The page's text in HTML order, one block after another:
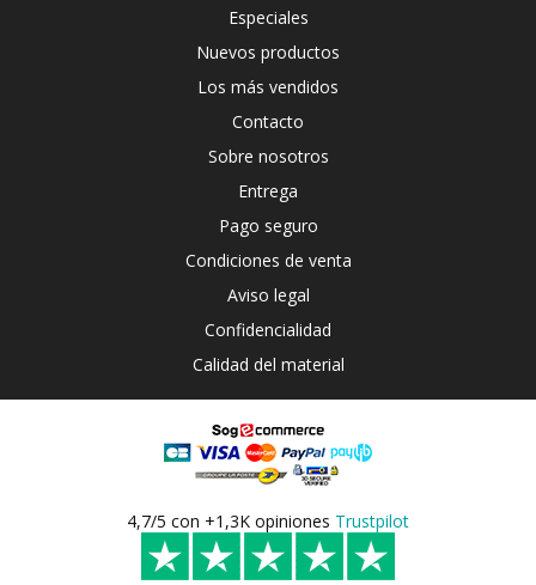
Especiales
Nuevos productos
Los más vendidos
Contacto
Sobre nosotros
Entrega
Pago seguro
Condiciones de venta
Aviso legal
Confidencialidad
Calidad del material
4,7/5 con +1,3K opiniones Trustpilot